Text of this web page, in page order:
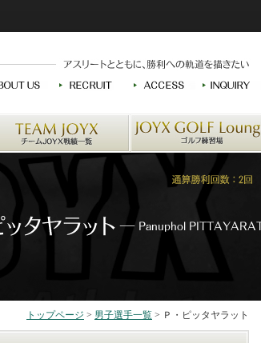
トップページ > 男子選手一覧 > Ｐ・ピッタヤラット